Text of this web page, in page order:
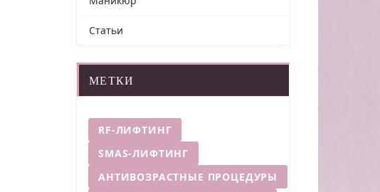
Статьи
МЕТКИ
RF-ЛИФТИНГ
SMAS-ЛИФТИНГ
АНТИВОЗРАСТНЫЕ ПРОЦЕДУРЫ